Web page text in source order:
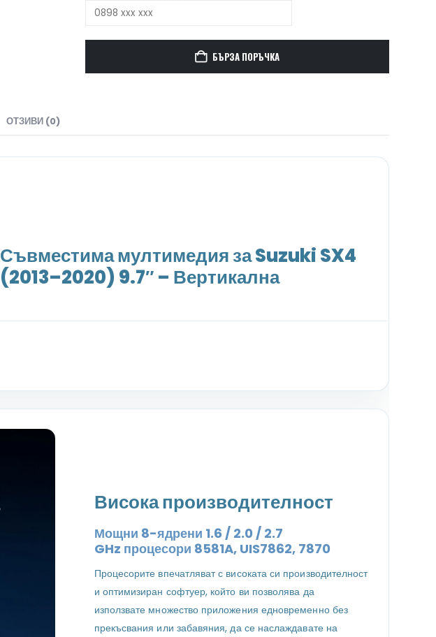
БЪРЗА ПОРЪЧКА
ОТЗИВИ (0)
Съвместима мултимедия за Suzuki SX4
(2013–2020) 9.7″ – Вертикална
Висока производителност
Мощни 8-ядрени 1.6 / 2.0 / 2.7
GHz процесори 8581A, UIS7862, 7870
Процесорите впечатляват с високата си производителност
и оптимизиран софтуер, който ви позволява да
използвате множество приложения едновременно без
прекъсвания или забавяния, да се наслаждавате на